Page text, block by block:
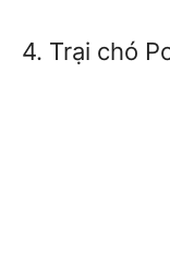
4. Trại chó